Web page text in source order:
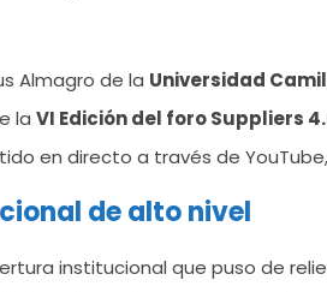
los
líderes
transporte
la
la
VI
Suppliers
4.0
Almagro de la Universidad
la VI Edición del foro Suppliers
en directo a través de
de alto nivel
institucional que puso de